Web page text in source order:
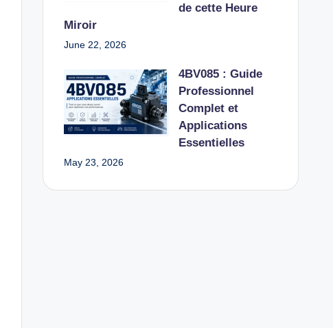
de cette Heure
Miroir
June 22, 2026
4BV085 : Guide
Professionnel
Complet et
Applications
Essentielles
May 23, 2026